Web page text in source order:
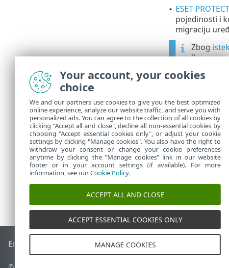
• ESET
pojedinosti i
migraciju
Zbog
9.
•
• ESET
prestao raditi
End of Life ESET-ova baza znanjaESET-ov forum ESET
Your account, your cookies
choice
We and our partners use cookies to give you the best optimized
online experience, analyze our website traffic, and serve you with
personalized ads. You can agree to the collection of all cookies by
clicking "Accept all and close", decline all non-essential cookies by
choosing "Accept essential cookies only", or adjust your cookie
settings by clicking "Manage cookies". You also have the right to
withdraw your consent or change your cookie preferences
anytime by clicking the "Manage cookies" link in our website
footer or in your account settings (if available). For more
information, see ourCookie Policy.
ACCEPT ALL AND CLOSE
ACCEPT ESSENTIAL COOKIES ONLY
MANAGE COOKIES